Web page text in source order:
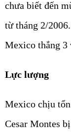
chưa biết đến
từ tháng 2/
Mexico thắng 3
Lực lượng
Mexico chịu
Cesar Montes